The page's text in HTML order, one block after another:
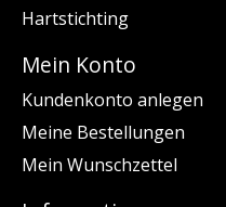
Hartstichting
Mein Konto
Kundenkonto anlegen
Meine Bestellungen
Mein Wunschzettel